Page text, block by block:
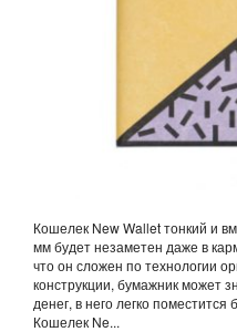
Кошелек New Wallet тонкий и
мм будет незаметен даже в
что он сложен по технологии
конструкции, бумажник может
денег, в него легко
Кошелек Ne...